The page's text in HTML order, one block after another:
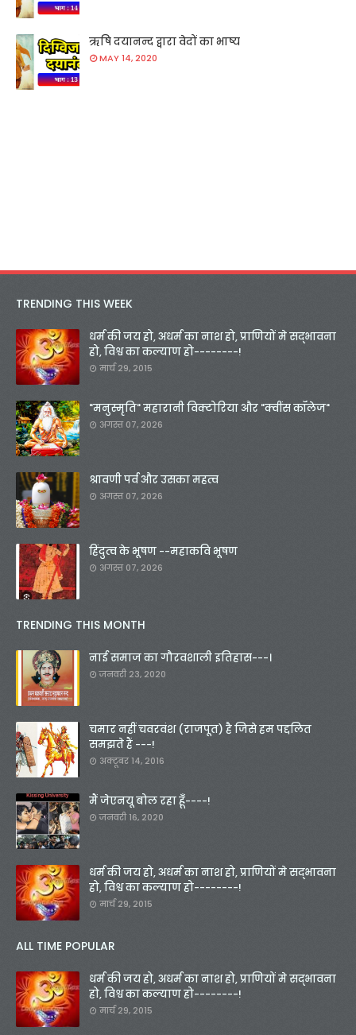
ऋषि दयानन्द द्वारा वेदों का भाष्य
MAY 14, 2020
TRENDING THIS WEEK
धर्म की जय हो, अधर्म का नाश हो, प्राणियों मे सद्भावना
हो, विश्व का कल्याण हो--------!
मार्च 29, 2015
"मनुस्मृति" महारानी विक्टोरिया और "क्वींस कॉलेज"
अगस्त 07, 2026
श्रावणी पर्व और उसका महत्व
अगस्त 07, 2026
हिंदुत्व के भूषण --महाकवि भूषण
अगस्त 07, 2026
TRENDING THIS MONTH
नाई समाज का गौरवशाली इतिहास---।
जनवरी 23, 2020
चमार नहीं चवरवंश (राजपूत) है जिसे हम पद्दलित
समझते हैं ---!
अक्टूबर 14, 2016
मैं जेएनयू बोल रहा हूँ----!
जनवरी 16, 2020
धर्म की जय हो, अधर्म का नाश हो, प्राणियों मे सद्भावना
हो, विश्व का कल्याण हो--------!
मार्च 29, 2015
ALL TIME POPULAR
धर्म की जय हो, अधर्म का नाश हो, प्राणियों मे सद्भावना
हो, विश्व का कल्याण हो--------!
मार्च 29, 2015